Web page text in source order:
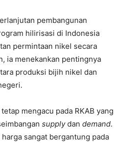
pembangunan
hilirisasi di Indonesia
permintaan nikel secara
ia menekankan pentingnya
produksi bijih nikel dan
mengacu pada RKAB yang
supplydan demand.
sangat bergantung pada